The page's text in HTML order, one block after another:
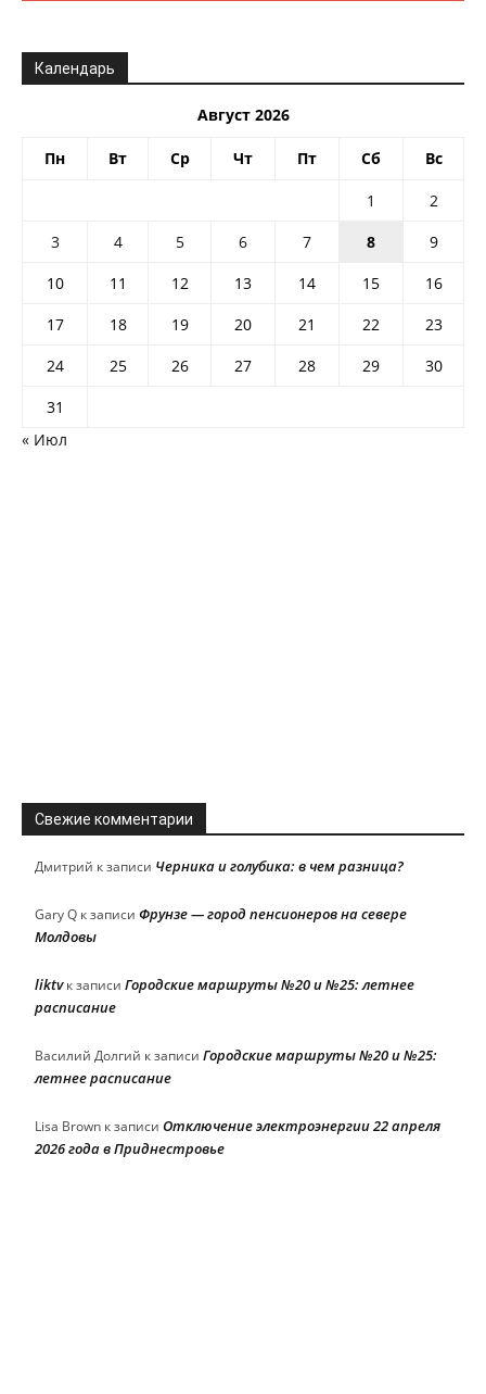
Календарь
Август 2026
Пн Вт Ср Чт Пт Сб Вс
1
2
3
4 5 6 7 8
9
10
11 12 13 14 15
16
17
18 19 20 21 22
23
24
25 26 27 28 29
30
31
« Июл
Свежие комментарии
Дмитрий к записи Черника и голубика: в чем разница?
Gary Q к записи Фрунзе — город пенсионеров на севере
Молдовы
liktvк записи Городские маршруты №20 и №25: летнее
расписание
Василий Долгий к записи Городские маршруты №20 и №25:
летнее расписание
Lisa Brown к записи Отключение электроэнергии 22 апреля
2026 года в Приднестровье